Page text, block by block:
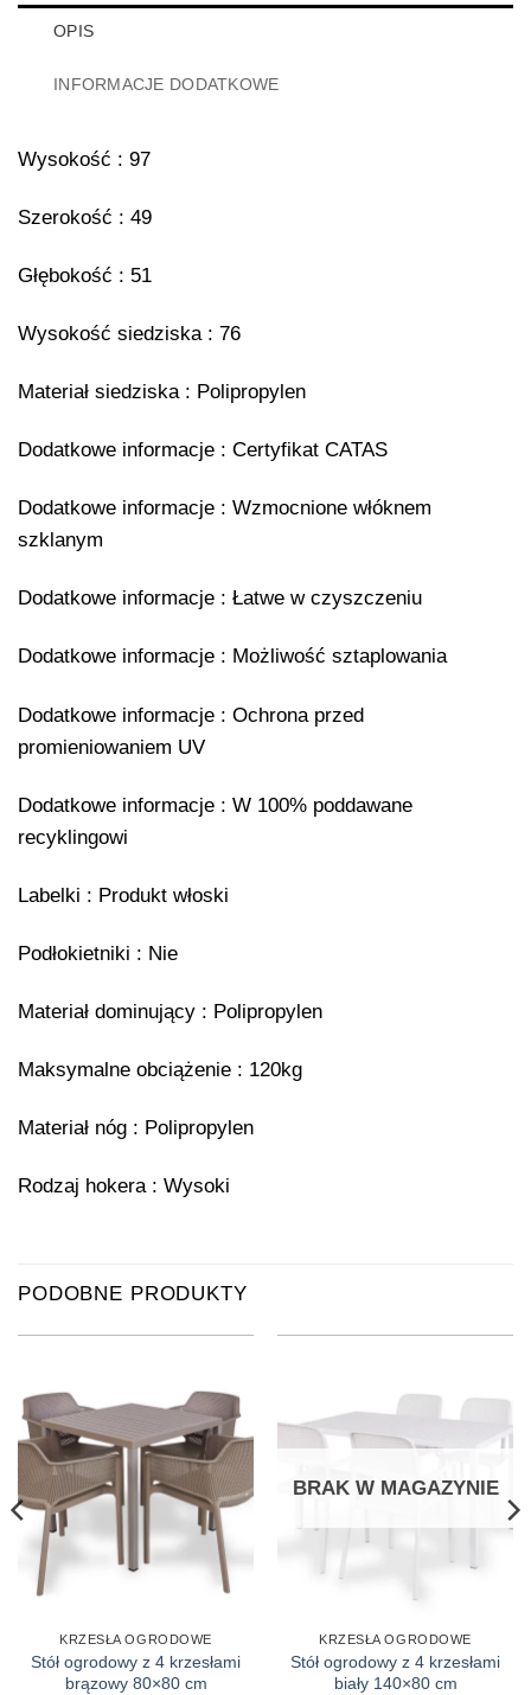
OPIS
INFORMACJE DODATKOWE
Wysokość : 97
Szerokość : 49
Głębokość : 51
Wysokość siedziska : 76
Materiał siedziska : Polipropylen
Dodatkowe informacje : Certyfikat CATAS
Dodatkowe informacje : Wzmocnione włóknem
szklanym
Dodatkowe informacje : Łatwe w czyszczeniu
Dodatkowe informacje : Możliwość sztaplowania
Dodatkowe informacje : Ochrona przed
promieniowaniem UV
Dodatkowe informacje : W 100% poddawane
recyklingowi
Labelki : Produkt włoski
Podłokietniki : Nie
Materiał dominujący : Polipropylen
Maksymalne obciążenie : 120kg
Materiał nóg : Polipropylen
Rodzaj hokera : Wysoki
PODOBNE PRODUKTY
KRZESŁA OGRODOWE
Stół ogrodowy z 4 krzesłami
brązowy 80×80 cm
BRAK W MAGAZYNIE
KRZESŁA OGRODOWE
Stół ogrodowy z 4 krzesłami
biały 140×80 cm